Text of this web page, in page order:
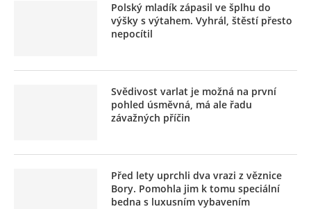
Polský mladík zápasil ve šplhu do
výšky s výtahem. Vyhrál, štěstí přesto
nepocítil
Svědivost varlat je možná na první
pohled úsměvná, má ale řadu
závažných příčin
Před lety uprchli dva vrazi z věznice
Bory. Pomohla jim k tomu speciální
bedna s luxusním vybavením